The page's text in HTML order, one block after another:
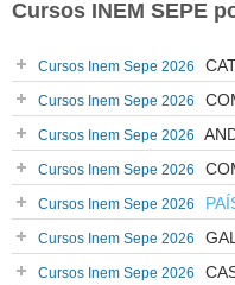
Cursos INEM SEPE
Cursos Inem Sepe 2026
Cursos Inem Sepe 2026
Cursos Inem Sepe 2026
Cursos Inem Sepe 2026
Cursos Inem Sepe 2026
Cursos Inem Sepe 2026
Cursos Inem Sepe 2026